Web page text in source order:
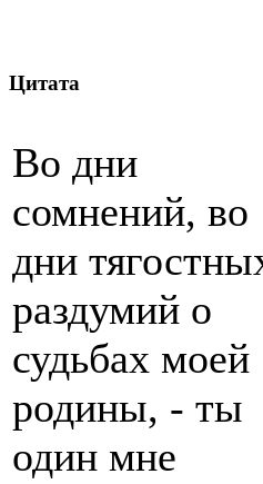
Цитата
Во дни
сомнений, во
дни
раздумий о
судьбах моей
родины, - ты
один мне